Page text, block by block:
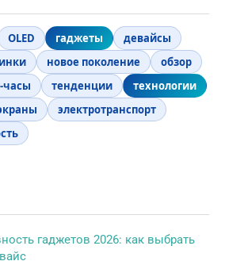
OLED гаджеты
девайсы
новое поколение
обзор
часы тенденции
технологии
электротранспорт
гаджетов 2026: как выбрать